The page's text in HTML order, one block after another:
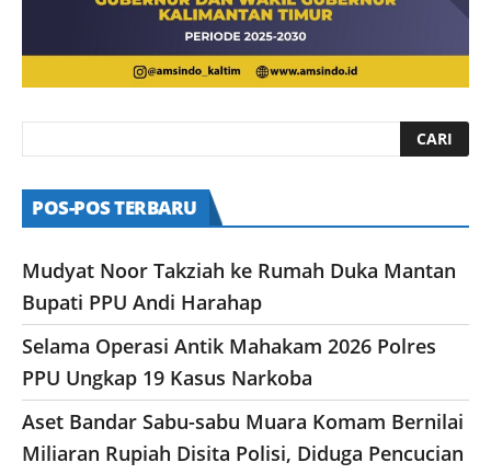
POS-POS TERBARU
Mudyat Noor Takziah ke Rumah Duka Mantan
Bupati PPU Andi Harahap
Selama Operasi Antik Mahakam 2026 Polres
PPU Ungkap 19 Kasus Narkoba
Aset Bandar Sabu-sabu Muara Komam Bernilai
Miliaran Rupiah Disita Polisi, Diduga Pencucian